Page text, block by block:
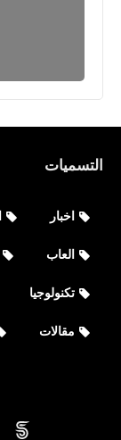
مواقع
PNG أو GIF بأفضل جودة ونسبة ضغط
التسميات
اخبار
العاب
تكنولوجيا
مقالات